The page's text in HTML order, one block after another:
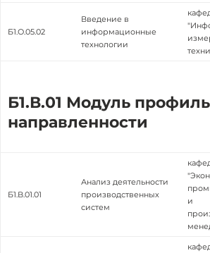
Б1.О.05.02
Введение в
информационные
технологии
Б1.В.01 Модуль
направленности
Б1.В.01.01
Анализ деятельности
производственных
систем
и